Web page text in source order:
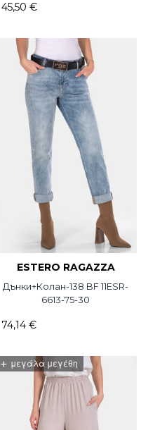
45,50 €
ESTERO RAGAZZA
Дънки+Колан-138 BF 11ESR-
6613-75-30
74,14 €
+ μεγάλα μεγέθη